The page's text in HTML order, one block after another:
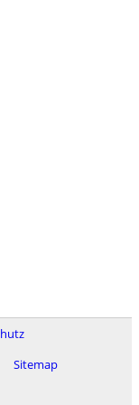
Sitemap